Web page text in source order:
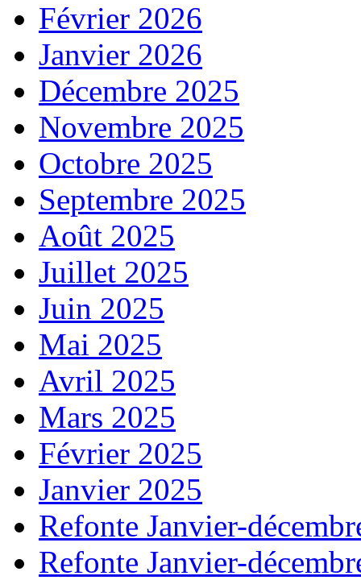
Février 2026
Janvier 2026
Décembre 2025
Novembre 2025
Octobre 2025
Septembre 2025
Août 2025
Juillet 2025
Juin 2025
Mai 2025
Avril 2025
Mars 2025
Février 2025
Janvier 2025
Refonte Janvier-
Refonte Janvier-